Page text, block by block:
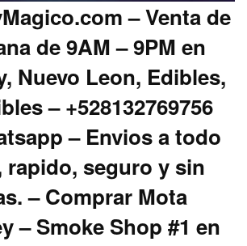
– Venta de
de 9AM – 9PM en
Nuevo Leon, Edibles,
– +528132769756
– Envios a todo
rapido, seguro y sin
– Comprar Mota
– Smoke Shop #1 en